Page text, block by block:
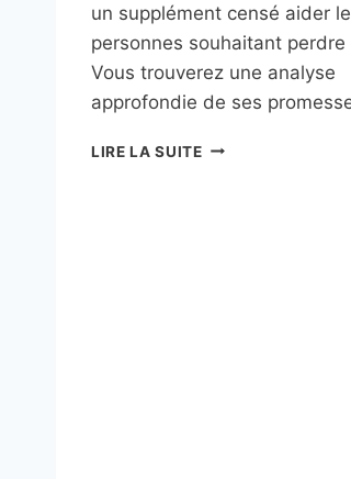
un supplément censé aider
personnes souhaitant
Vous trouverez une analyse
approfondie de ses
LIRE LA SUITEPOWER